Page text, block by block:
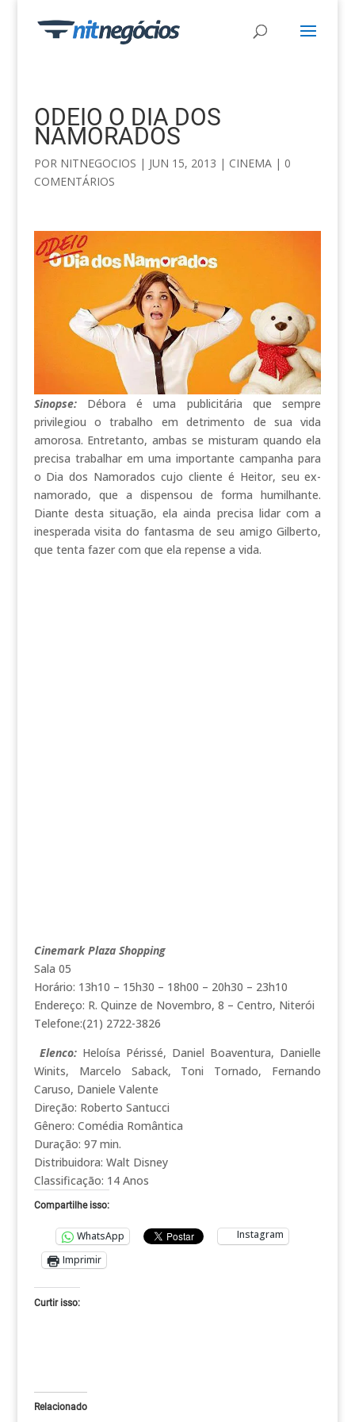
ODEIO O DIA DOS
NAMORADOS
POR NITNEGOCIOS | JUN 15, 2013 | CINEMA| 0
COMENTÁRIOS
Sinopse:Débora é uma publicitária que sempre
privilegiou o trabalho em detrimento de sua vida
amorosa. Entretanto, ambas se misturam quando ela
precisa trabalhar em uma importante campanha para
o Dia dos Namorados cujo cliente é Heitor, seu ex-
namorado, que a dispensou de forma humilhante.
Diante desta situação, ela ainda precisa lidar com a
inesperada visita do fantasma de seu amigo Gilberto,
que tenta fazer com que ela repense a vida.
Cinemark Plaza Shopping
Sala 05
Horário: 13h10 – 15h30 – 18h00 – 20h30 – 23h10
Endereço: R. Quinze de Novembro, 8 – Centro, Niterói
Telefone:(21) 2722-3826
Elenco:Heloísa Périssé, Daniel Boaventura, Danielle
Winits, Marcelo Saback, Toni Tornado, Fernando
Caruso, Daniele Valente
Direção: Roberto Santucci
Gênero: Comédia Romântica
Duração: 97 min.
Distribuidora: Walt Disney
Classificação: 14 Anos
Compartilhe isso:
WhatsApp
Instagram
Imprimir
Curtir isso:
Relacionado